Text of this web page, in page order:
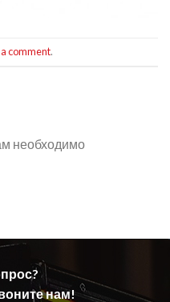
comment.
необходимо
нам!